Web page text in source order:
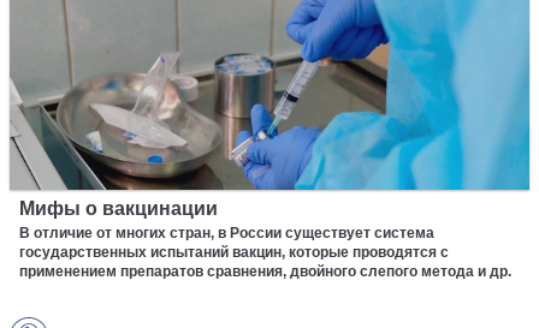
Мифы о вакцинации
В отличие от многих стран, в России существует система
государственных испытаний вакцин, которые проводятся с
применением препаратов сравнения, двойного слепого метода и др.